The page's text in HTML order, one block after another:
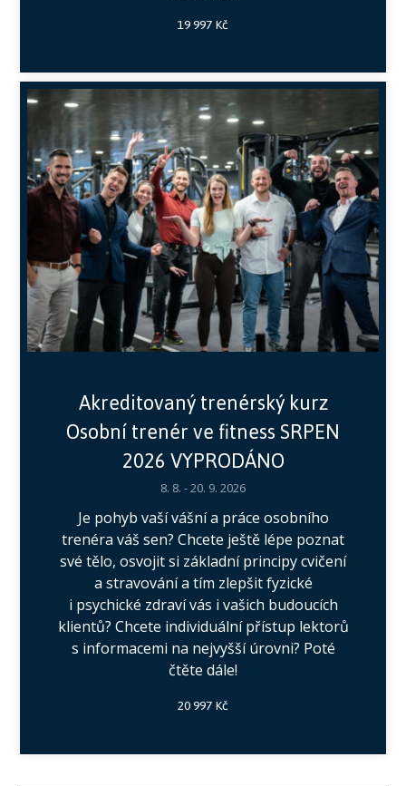
19 997 Kč
Akreditovaný trenérský kurz
Osobní trenér ve fitness SRPEN
2026 VYPRODÁNO
8. 8. - 20. 9. 2026
Je pohyb vaší vášní a práce osobního
trenéra váš sen? Chcete ještě lépe poznat
své tělo, osvojit si základní principy cvičení
a stravování a tím zlepšit fyzické
i psychické zdraví vás i vašich budoucích
klientů? Chcete individuální přístup lektorů
s informacemi na nejvyšší úrovni? Poté
čtěte dále!
20 997 Kč